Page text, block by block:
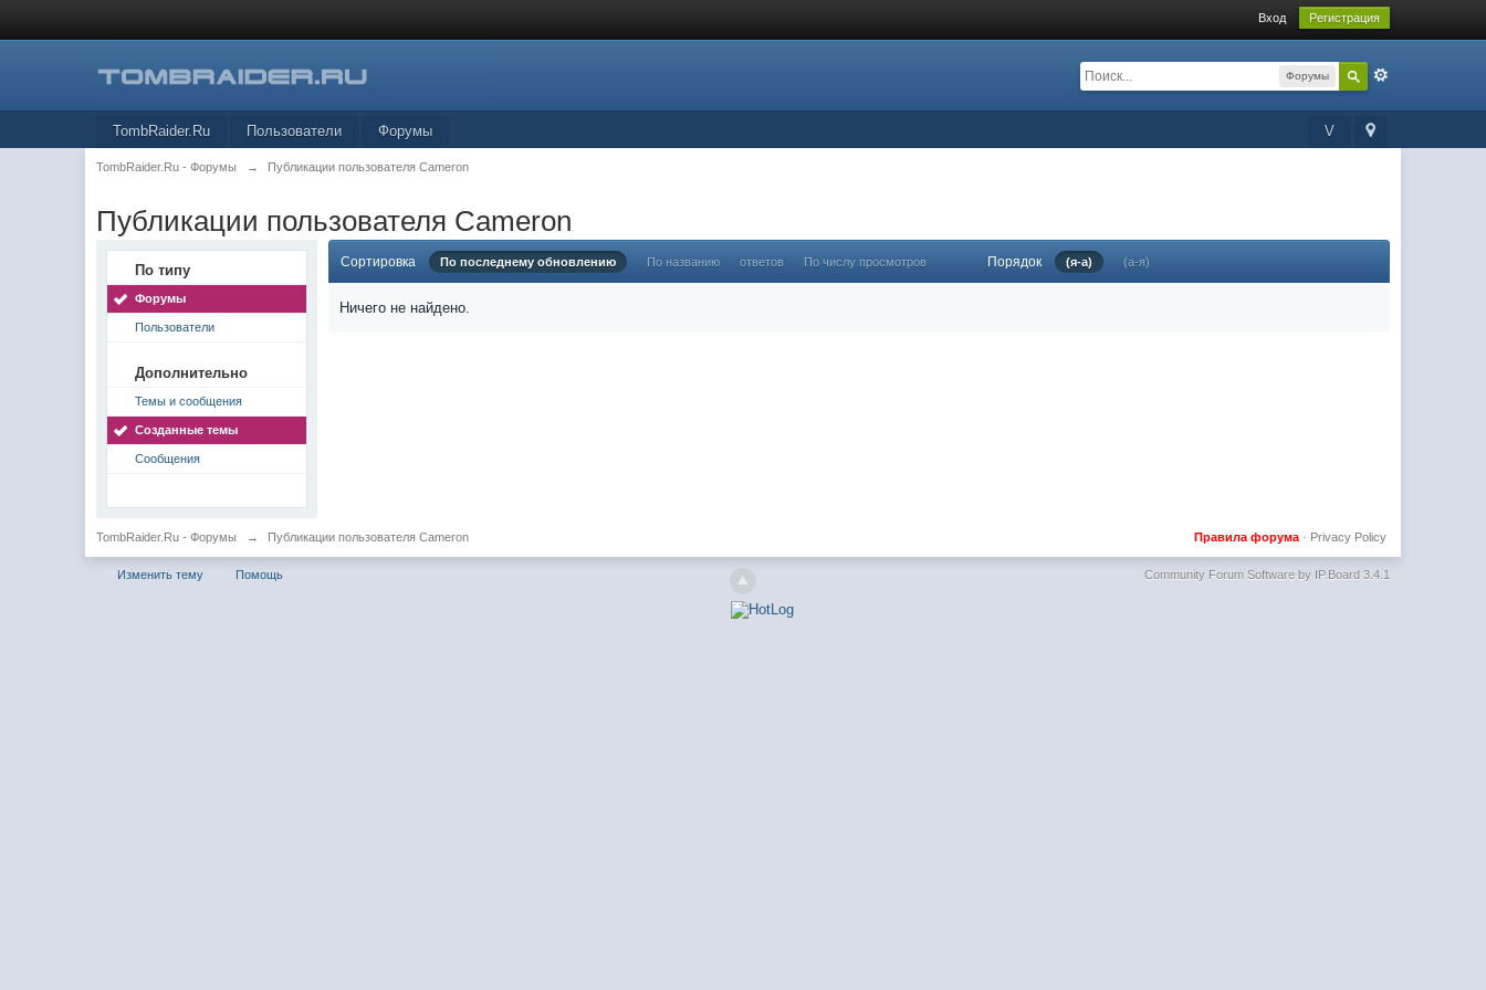
Вход Регистрация
Форумы
V
TombRaider.Ru Пользователи Форумы
TombRaider.Ru - Форумы → Публикации пользователя Cameron
Публикации пользователя Cameron
По типу
Форумы
Пользователи
Дополнительно
Темы и сообщения
Созданные темы
Сообщения
Сортировка По последнему обновлению По названию ответов По числу просмотров Порядок (я-а) (а-я)
Ничего не найдено.
TombRaider.Ru - Форумы → Публикации пользователя Cameron Privacy Policy
Правила форума·
Изменить тему Помощь Community Forum Software by IP.Board 3.4.1